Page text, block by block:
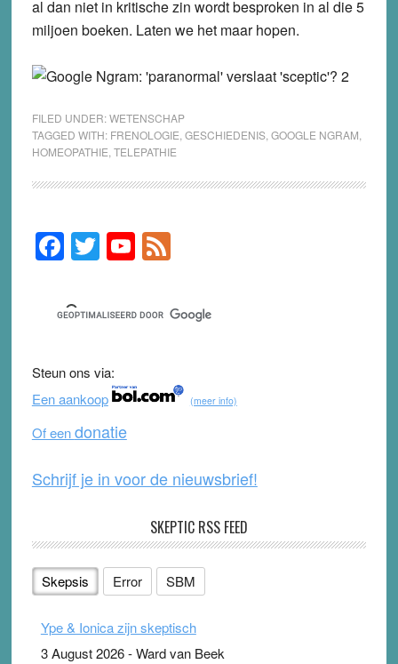
al dan niet in kritische zin wordt besproken in al die 5
miljoen boeken. Laten we het maar hopen.
FILED UNDER:WETENSCHAP
TAGGED WITH: FRENOLOGIE GESCHIEDENIS, GOOGLE NGRAM
HOMEOPATHIE TELEPATHIE
Primary
Sidebar
F
a
c
e
b
o
o
k
T
wi
tt
er
Y
o
u
T
b
e
F
e
d
Steun ons via:
Een aankoop
(meer info)
Of eendonatie
Schrijf je in voor de nieuwsbrief!
SKEPTIC RSS FEED
Skepsis Error SBM
Ype & Ionica zijn skeptisch
3 August 2026-Ward van Beek